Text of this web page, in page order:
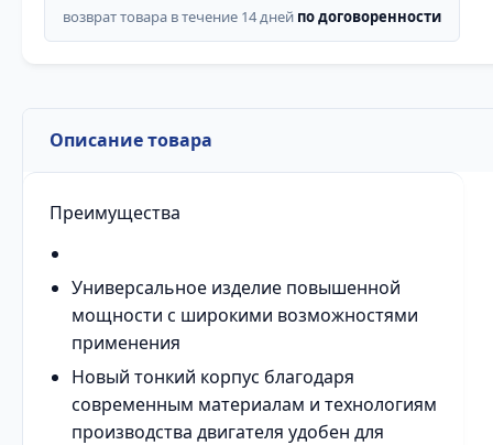
возврат товара в течение 14 дней по договоренности
Описание товара
Преимущества
Универсальное изделие повышенной
мощности с широкими возможностями
применения
Новый тонкий корпус благодаря
современным материалам и технологиям
производства двигателя удобен для